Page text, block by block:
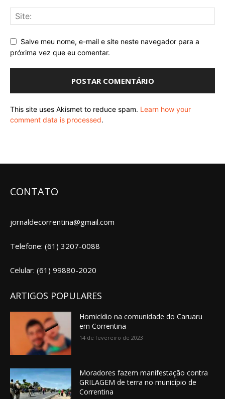
Salve meu nome, e-mail e site neste navegador para a
próxima vez que eu comentar.
This site uses Akismet to reduce spam. Learn how your
comment data is processed.
CONTATO
jornaldecorrentina@gmail.com
Telefone: (61) 3207-0088
Celular: (61) 99880-2020
ARTIGOS POPULARES
Homicídio na comunidade do Caruaru
em Correntina
14 de fevereiro de 2023
Moradores fazem manifestação contra
GRILAGEM de terra no município de
Correntina